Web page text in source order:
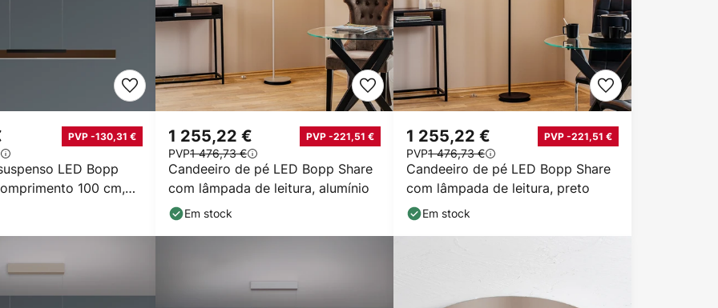
LED Bopp
100 cm,
PVP -130,31 €
Candeeiro de pé LED Bopp Share
com lâmpada de leitura, alumínio
1 255,22 € PVP -221,51 €
PVP1 476,73 €
Em stock
Candeeiro de pé LED Bopp Share
com lâmpada de leitura, preto
1 255,22 € PVP -221,51 €
PVP1 476,73 €
Em stock